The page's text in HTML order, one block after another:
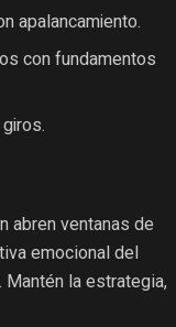
apalancamiento.
con fundamentos
abren ventanas de
emocional del
la estrategia,